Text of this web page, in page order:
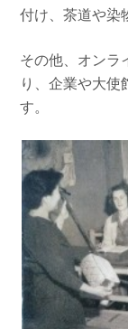
付け、茶道や染
その他、オンラ
り、企業や大使
す。